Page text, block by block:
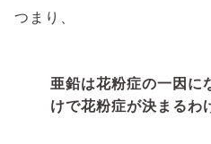
つまり、
亜鉛は花粉症の一因に
けで花粉症が決まるわ